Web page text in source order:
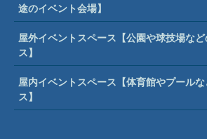
途のイベント会場】
屋外イベントスペース【公園や球技場な
ス】
屋内イベントスペース【体育館やプール
ス】